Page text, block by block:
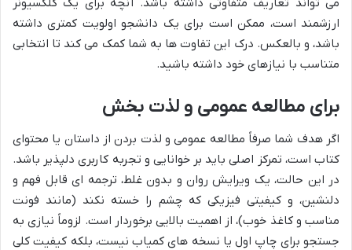
می تواند تعاریف متفاوتی داشته باشد. آنچه برای یک کلکسیونر
ارزشمند است، ممکن است برای یک دانشجو اولویت کمتری داشته
باشد، و بالعکس. درک این تفاوت ها به شما کمک می کند تا انتخابی
متناسب با نیازهای خود داشته باشید.
برای مطالعه عمومی و لذت بخش
اگر هدف شما صرفاً مطالعه عمومی و لذت بردن از داستان یا محتوای
کتاب است، تمرکز اصلی باید بر خوانایی و تجربه کاربری دلپذیر باشد.
در این حالت، یک ویرایش روان و بدون غلط، ترجمه ای قابل فهم و
دلنشین، و کیفیتی فیزیکی که چشم را خسته نکند (مانند فونت
مناسب و کاغذ خوب)، از اهمیت بالایی برخوردار است. لزوماً نیازی به
جستجو برای چاپ اول یا نسخه های کمیاب نیست، بلکه کیفیت کلی